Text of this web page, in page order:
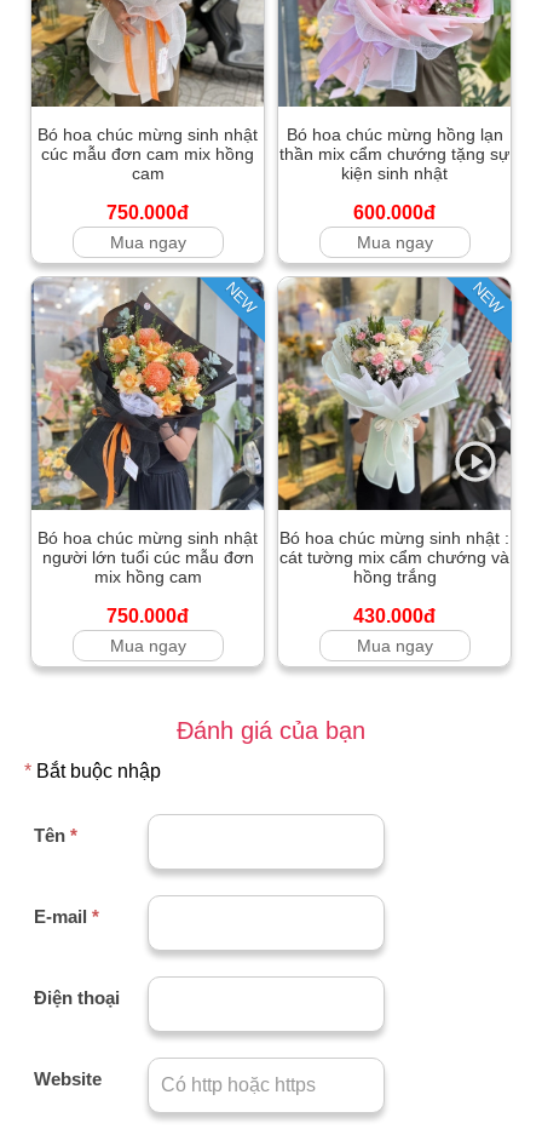
Bó hoa chúc mừng sinh nhật
cúc mẫu đơn cam mix hồng
cam
750.000đ
Mua ngay
Bó hoa chúc mừng hồng lạn
thần mix cẩm chướng tặng sự
kiện sinh nhật
600.000đ
Mua ngay
NEW
Bó hoa chúc mừng sinh nhật
người lớn tuổi cúc mẫu đơn
mix hồng cam
750.000đ
Mua ngay
NEW
Bó hoa chúc mừng sinh nhật :
cát tường mix cẩm chướng và
hồng trắng
430.000đ
Mua ngay
Đánh giá của bạn
* Bắt buộc nhập
Tên *
E-mail *
Điện thoại
Website